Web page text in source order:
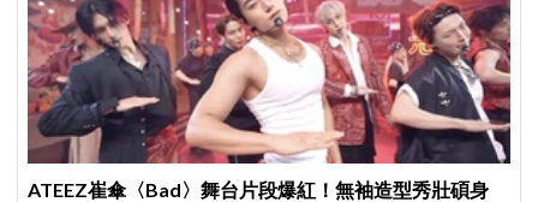
ATEEZ崔傘〈Bad〉舞台片段爆紅！無袖造型秀壯碩身